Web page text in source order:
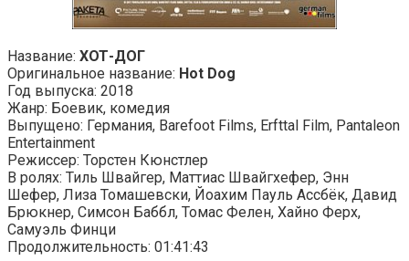
Название: ХОТ-ДОГ
Оригинальное название: Hot Dog
Год выпуска: 2018
Жанр: Боевик, комедия
Выпущено: Германия, Barefoot Films, Erfttal Film, Pantaleon
Entertainment
Режиссер: Торстен Кюнстлер
В ролях: Тиль Швайгер, Маттиас Швайгхефер, Энн
Шефер, Лиза Томашевски, Йоахим Пауль Ассбёк, Давид
Брюкнер, Симсон Баббл, Томас Фелен, Хайно Ферх,
Самуэль Финци
Продолжительность: 01:41:43